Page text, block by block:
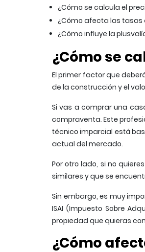
¿Cómo se calcula el
¿Cómo afecta las tasas
¿Cómo influye la
¿Cómo se
El primer factor que
de la construcción y el
Si vas a comprar una
compraventa. Este
técnico imparcial está
actual del mercado.
Por otro lado, si no
similares y que se
Sin embargo, es muy
ISAI (Impuesto Sobre
propiedad que quieras
¿Cómo